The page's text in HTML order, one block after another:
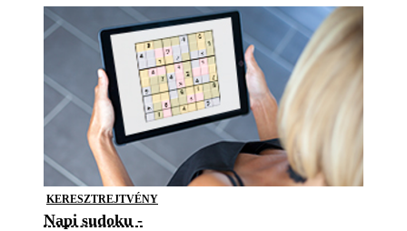
KERESZTREJTVÉNY
Napi sudoku -